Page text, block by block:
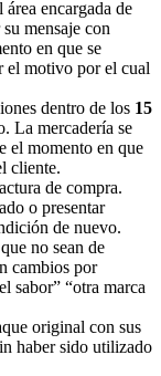
encargada de
mensaje con
en que se
el motivo por el cual
dentro de los 15
La mercadería se
el momento en que
cliente.
de compra.
o presentar
de nuevo.
no sean de
cambios por
sabor” “otra marca
original con sus
haber sido utilizado